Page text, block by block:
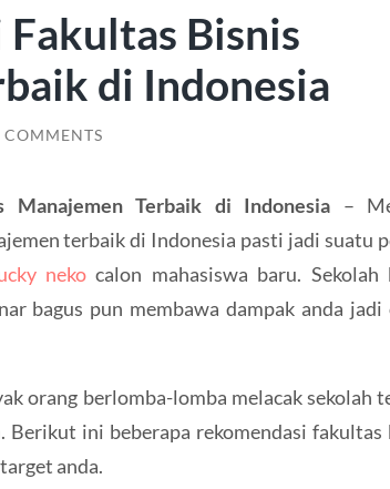
Bisnis
di Indonesia
COMMENTS
Manajemen Terbaik di Indonesia –
terbaik di Indonesia pasti jadi suatu
nekocalon mahasiswa baru. Sekolah
bagus pun membawa dampak anda jadi
orang berlomba-lomba melacak sekolah
Berikut ini beberapa rekomendasi fakultas
anda.